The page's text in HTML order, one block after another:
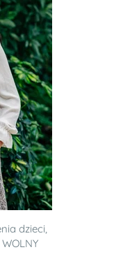
dzieci,